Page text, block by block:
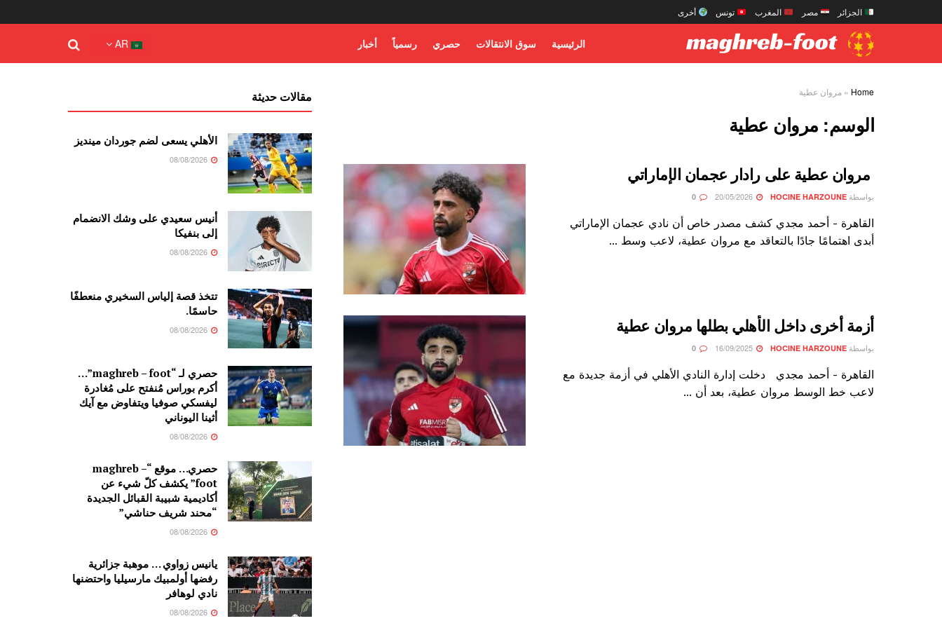
الجزائر مصر المغرب تونس أخرى
الرئيسية سوق الانتقالات حصري رسمياً أخبار AR
Home
» مروان عطية
الوسم: مروان عطية
مروان عطية على رادار عجمان الإماراتي
بواسطة HOCINE HARZOUNE
القاهرة - أحمد مجدي كشف مصدر خاص أن نادي عجمان الإماراتي
أبدى اهتمامًا جادًا بالتعاقد مع مروان عطية، لاعب وسط ...
أزمة أخرى داخل الأهلي بطلها مروان عطية
بواسطة HOCINE HARZOUNE
القاهرة - أحمد مجدي دخلت إدارة النادي الأهلي في أزمة جديدة مع
لاعب خط الوسط مروان عطية، بعد أن ...
مقالات حديثة
الأهلي يسعى لضم جوردان مينديز
أنيس سعيدي على وشك الانضمام
إلى بنفيكا
تتخذ قصة إلياس السخيري منعطفًا
حاسمًا.
حصري لـ “maghreb – foot”…
أكرم بوراس مُنفتح على مُغادرة
ليفسكي صوفيا ويتفاوض مع آيك
أثينا اليوناني
حصري… موقع “maghreb –
foot” يكشف كلّ شيء عن
أكاديمية شبيبة القبائل الجديدة
“محند شريف حناشي”
يانيس زواوي … موهبة جزائرية
رفضها أولمبيك مارسيليا واحتضنها
نادي لوهافر